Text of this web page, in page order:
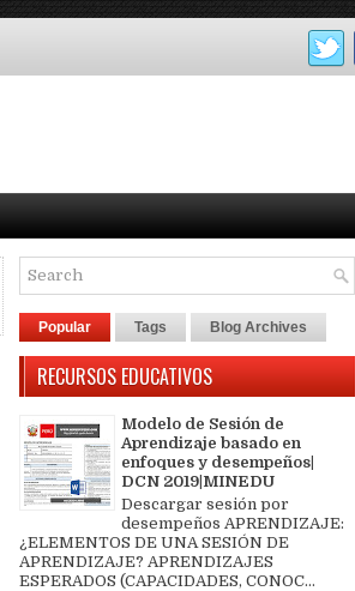
Popular Tags Blog Archives
RECURSOS EDUCATIVOS
Modelo de Sesión de
Aprendizaje basado en
enfoques y desempeños|
DCN 2019|MINEDU
Descargar sesión por
desempeños APRENDIZAJE:
¿ELEMENTOS DE UNA SESIÓN DE
APRENDIZAJE? APRENDIZAJES
ESPERADOS (CAPACIDADES, CONOC...